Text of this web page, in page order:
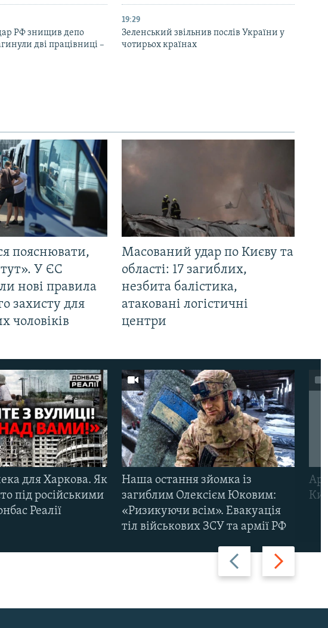
РФ знищив депо
дві працівниці –
19:29
Зеленський звільнив послів України у
чотирьох країнах
пояснювати,
У ЄС
нові правила
захисту для
чоловіків
Масований удар по Києву та
області: 17 загиблих,
незбита балістика,
атаковані логістичні
центри
Назад Вперед
для Харкова. Як
під російськими
Реалії
Наша остання зйомка із
загиблим Олексієм Юковим:
«Ризикуючи всім». Евакуація
тіл військових ЗСУ та армії РФ